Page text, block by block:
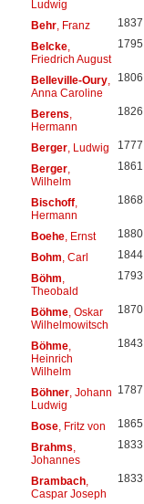
Ludwig
Behr, Franz 1837
Belcke,
Friedrich August
1795
Belleville-Oury,
Anna Caroline
1806
Berens
Hermann
1826
Berger, Ludwig 1777
Berger,
Wilhelm
1861
Bischoff,
Hermann
1868
Boehe, Ernst 1880
Bohm , Carl 1844
Böhm
Theobald
1793
Böhme, Oskar
Wilhelmowitsch
1870
Böhme,
Heinrich
Wilhelm
1843
Böhner, Johann
Ludwig
1787
Bose, Fritz von 1865
Brahms
Johannes
1833
Brambach,
Caspar Joseph
1833